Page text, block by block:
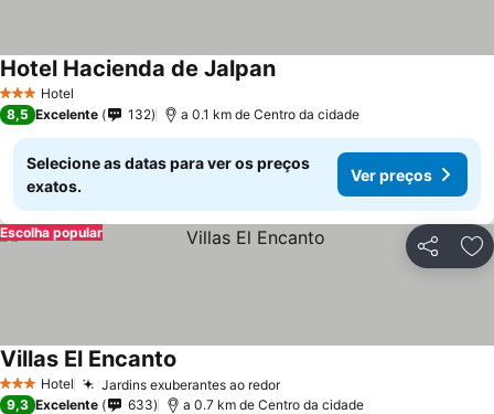
3 EstrelasHotel
Hotel Hacienda de JalpanVer preços
8,5 Excelente 132 a 0.1 km de Centro da cidade
Selecione as datas para ver os preços
exatos.
Ver preços
Partilhar
Escolha popular
3 EstrelasHotel Jardins exuberantes ao redorVer preços
Villas El Encanto
9,3 Excelente 633 a 0.7 km de Centro da cidade